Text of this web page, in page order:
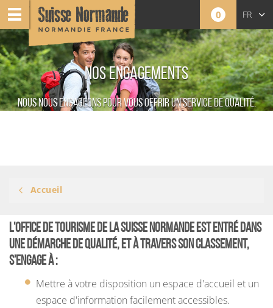
0 FR
NOS ENGAGEMENTS
Nous nous engageons pour vous offrir un service de qualité.
Accueil
L'Office de Tourisme de la Suisse Normande est entré dans
une démarche de qualité, et à travers son classement,
s'engage à :
Mettre à votre disposition un espace d'accueil et un
espace d'information facilement accessibles.